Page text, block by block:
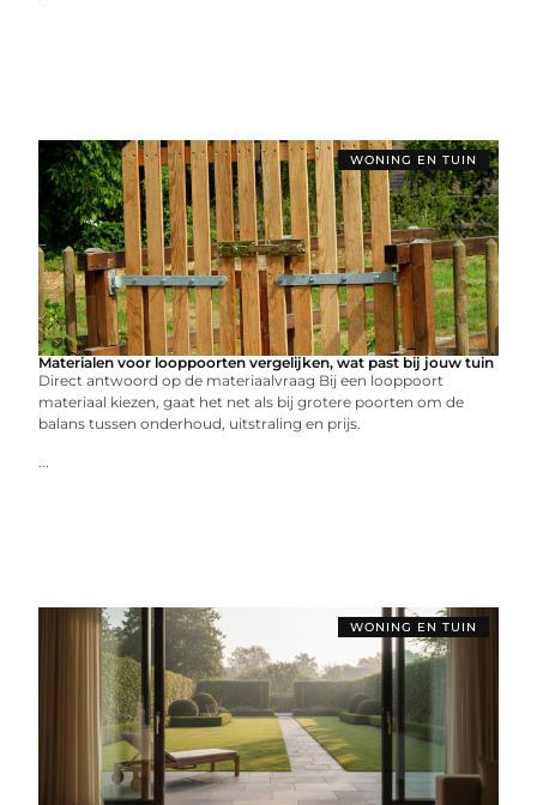
WONING EN TUIN
Materialen voor looppoorten vergelijken, wat past bij jouw tuin
Direct antwoord op de materiaalvraag Bij een looppoort
materiaal kiezen, gaat het net als bij grotere poorten om de
balans tussen onderhoud, uitstraling en prijs.
...
WONING EN TUIN